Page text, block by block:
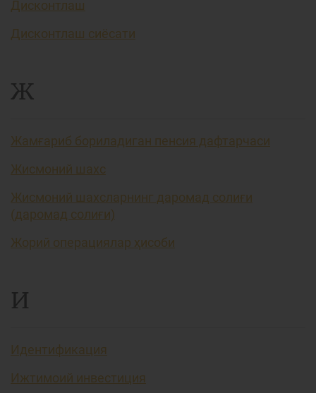
Дисконтлаш
Дисконтлаш сиёсати
Ж
Жамғариб бориладиган пенсия дафтарчаси
Жисмоний шахс
Жисмоний шахсларнинг даромад солиғи
(даромад солиғи)
Жорий операциялар ҳисоби
И
Идентификация
Ижтимоий инвестиция